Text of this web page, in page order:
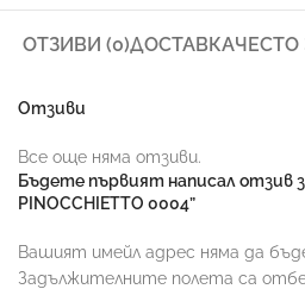
ОТЗИВИ (0)ДОСТАВКАЧЕСТО
Отзиви
Все още няма отзиви.
Бъдете първият написал отзив
PINOCCHIETTO 0004”
Вашият имейл адрес няма да
Задължителните полета са